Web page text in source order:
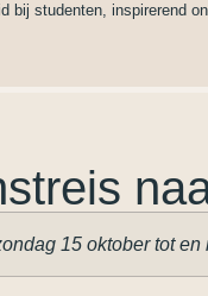
bij studenten, inspirerend
15 oktober tot